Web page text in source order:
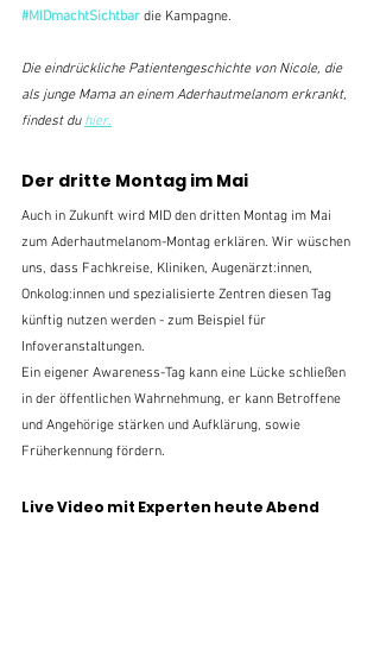
#MIDmachtSichtbar die Kampagne.
Die eindrückliche Patientengeschichte von Nicole, die
als junge Mama an einem Aderhautmelanom erkrankt,
findest du hier.
Der dritte Montag im Mai
Auch in Zukunft wird MID den dritten Montag im Mai
zum Aderhautmelanom-Montag erklären. Wir wüschen
uns, dass Fachkreise, Kliniken, Augenärzt:innen,
Onkolog:innen und spezialisierte Zentren diesen Tag
künftig nutzen werden - zum Beispiel für
Infoveranstaltungen.
Ein eigener Awareness-Tag kann eine Lücke schließen
in der öffentlichen Wahrnehmung, er kann Betroffene
und Angehörige stärken und Aufklärung, sowie
Früherkennung fördern.
Live Video mit Experten heute Abend